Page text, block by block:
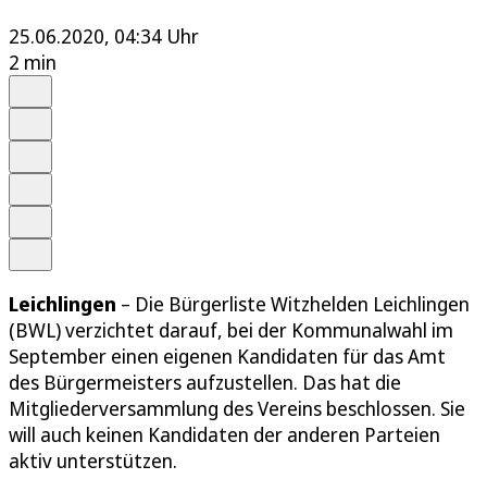
25.06.2020, 04:34 Uhr
2 min
Leichlingen – Die Bürgerliste Witzhelden Leichlingen
(BWL) verzichtet darauf, bei der Kommunalwahl im
September einen eigenen Kandidaten für das Amt
des Bürgermeisters aufzustellen. Das hat die
Mitgliederversammlung des Vereins beschlossen. Sie
will auch keinen Kandidaten der anderen Parteien
aktiv unterstützen.